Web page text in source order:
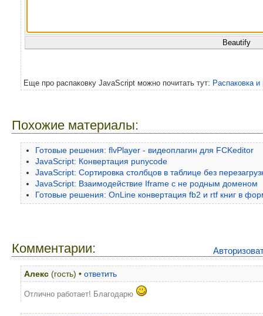
Beautify
Еще про распаковку JavaScript можно почитать тут: Распаковка
Похожие материалы:
Готовые решения: flvPlayer - видеоплагин для FCKeditor
JavaScript: Конвертация punycode
JavaScript: Сортировка столбцов в таблице без
JavaScript: Взаимодействие Iframe с не родным доменом
Готовые решения: OnLine конвертация fb2 и rtf книг в
Комментарии:
Алекс (гость) • ответить
Отлично работает! Благодарю